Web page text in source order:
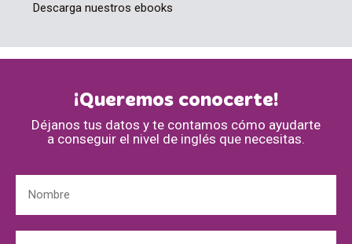
Descarga nuestros ebooks
¡Queremos conocerte!
Déjanos tus datos y te contamos cómo ayudarte
a conseguir el nivel de inglés que necesitas.